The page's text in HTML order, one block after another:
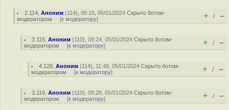
2.114 ,Аноним (114), 09:15, 05/01/2024Скрыто ботом-
модератором [к модератору] + / –
3.115 ,Аноним (110), 09:24, 05/01/2024Скрыто ботом-
модератором [к модератору] + / –
4.128 ,Аноним (114), 11:49, 05/01/2024Скрыто ботом-
модератором [к модератору] + / –
3.116 ,Аноним (110), 09:28, 05/01/2024Скрыто ботом-
модератором [к модератору] + / –